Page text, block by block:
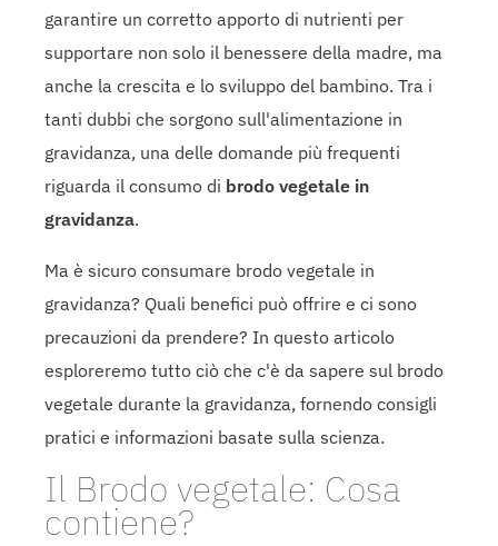
garantire un corretto apporto di nutrienti per
supportare non solo il benessere della madre, ma
anche la crescita e lo sviluppo del bambino. Tra i
tanti dubbi che sorgono sull'alimentazione in
gravidanza, una delle domande più frequenti
riguarda il consumo di brodo vegetale in
gravidanza.
Ma è sicuro consumare brodo vegetale in
gravidanza? Quali benefici può offrire e ci sono
precauzioni da prendere? In questo articolo
esploreremo tutto ciò che c'è da sapere sul brodo
vegetale durante la gravidanza, fornendo consigli
pratici e informazioni basate sulla scienza.
Il Brodo vegetale: Cosa
contiene?